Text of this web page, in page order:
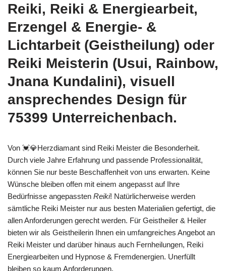
Reiki, Reiki & Energiearbeit,
Erzengel & Energie- &
Lichtarbeit (Geistheilung) oder
Reiki Meisterin (Usui, Rainbow,
Jnana Kundalini), visuell
ansprechendes Design für
75399 Unterreichenbach.
Von 💓️💎Herzdiamant sind Reiki Meister die Besonderheit.
Durch viele Jahre Erfahrung und passende Professionalität,
können Sie nur beste Beschaffenheit von uns erwarten. Keine
Wünsche bleiben offen mit einem angepasst auf Ihre
Bedürfnisse angepassten Reiki! Natürlicherweise werden
sämtliche Reiki Meister nur aus besten Materialien gefertigt, die
allen Anforderungen gerecht werden. Für Geistheiler & Heiler
bieten wir als Geistheilerin Ihnen ein umfangreiches Angebot an
Reiki Meister und darüber hinaus auch Fernheilungen, Reiki
Energiearbeiten und Hypnose & Fremdenergien. Unerfüllt
bleiben so kaum Anforderungen.